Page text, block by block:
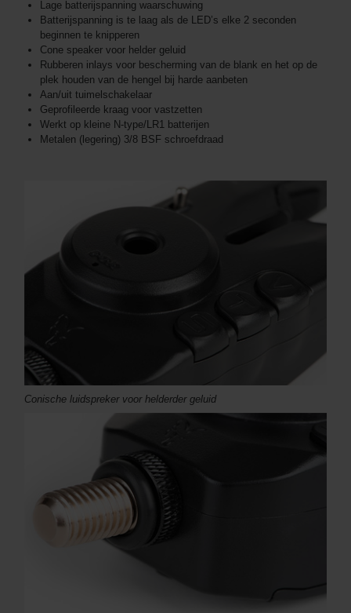
Lage batterijspanning waarschuwing
Batterijspanning is te laag als de LED’s elke 2 seconden
beginnen te knipperen
Cone speaker voor helder geluid
Rubberen inlays voor bescherming van de blank en het op de
plek houden van de hengel bij harde aanbeten
Aan/uit tuimelschakelaar
Geprofileerde kraag voor vastzetten
Werkt op kleine N-type/LR1 batterijen
Metalen (legering) 3/8 BSF schroefdraad
Conische luidspreker voor helderder geluid